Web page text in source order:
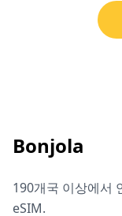
Bonjola
190개국 이상에서
eSIM.